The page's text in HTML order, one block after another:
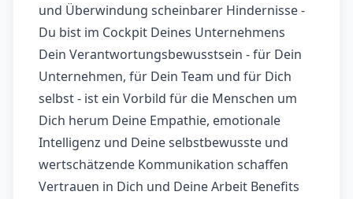
und Überwindung scheinbarer Hindernisse -
Du bist im Cockpit Deines Unternehmens
Dein Verantwortungsbewusstsein - für Dein
Unternehmen, für Dein Team und für Dich
selbst - ist ein Vorbild für die Menschen um
Dich herum Deine Empathie, emotionale
Intelligenz und Deine selbstbewusste und
wertschätzende Kommunikation schaffen
Vertrauen in Dich und Deine Arbeit Benefits